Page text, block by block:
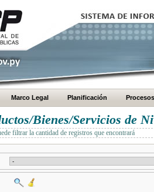
Marco Legal Planificación Procesos
Bienes/Servicios de
filtrar la cantidad de registros que encontrará